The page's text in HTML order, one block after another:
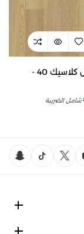
ارضيات فينيل كلاسيك 40 -
شامل الضريبة